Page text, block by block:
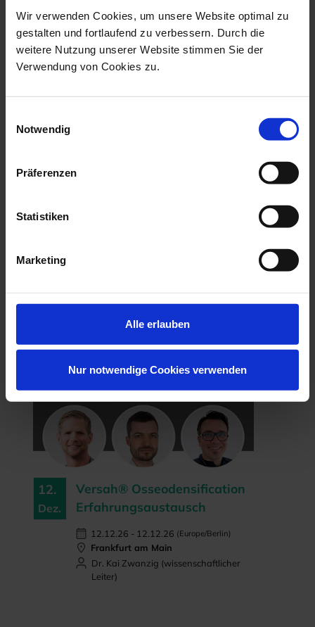
Wir verwenden Cookies, um unsere Website optimal zu
gestalten und fortlaufend zu verbessern. Durch die
weitere Nutzung unserer Website stimmen Sie der
Verwendung von Cookies zu.
Notwendig
Präferenzen
Statistiken
Marketing
Alle erlauben
Nur notwendige Cookies verwenden
Dez.
12.
Dez.
Versah® Osseodensification
Erfahrungsaustausch
12.12.26 - 12.12.26 (Europe/Berlin)
Frankfurt am Main
Dr. Kai Zwanzig (wissenschaftlicher
Leiter)